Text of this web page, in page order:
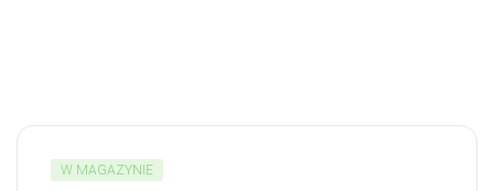
W MAGAZYNIE